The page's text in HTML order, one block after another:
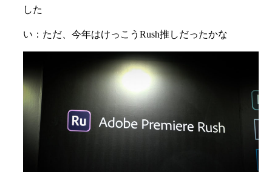
した
い：ただ、今年はけっこうRush推しだったかな